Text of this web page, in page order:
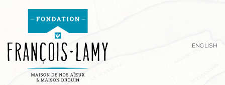
ENGLISH